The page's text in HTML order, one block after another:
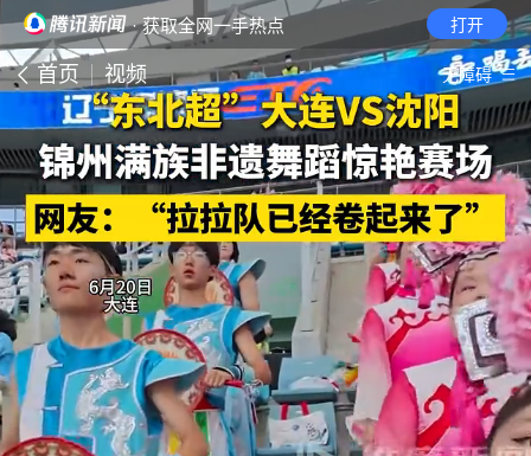
· 获取全网一手热点 打开
首页 视频 无障碍